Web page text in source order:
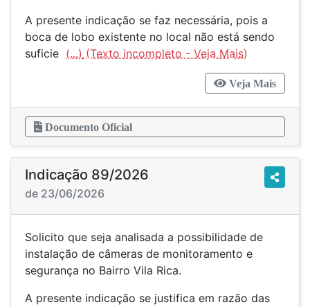
A presente indicação se faz necessária, pois a
boca de lobo existente no local não está sendo
suficie (...)
Veja Mais
Documento Oficial
Indicação 89/2026
de 23/06/2026
Solicito que seja analisada a possibilidade de
instalação de câmeras de monitoramento e
segurança no Bairro Vila Rica.
A presente indicação se justifica em razão das